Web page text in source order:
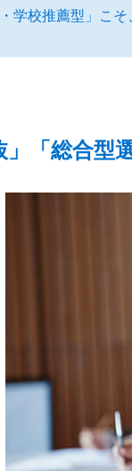
・学校推薦型」こ
」「総合型